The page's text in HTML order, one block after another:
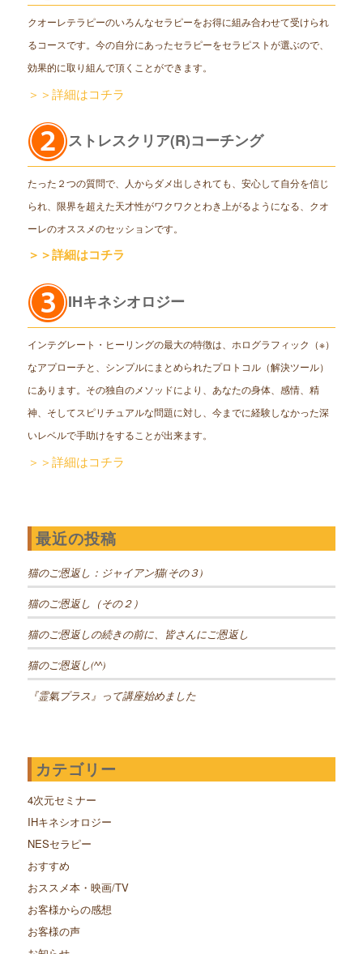
クオーレテラピーのいろんなセラピーをお得に組み合わせて受けられ
るコースです。今の自分にあったセラピーをセラピストが選ぶので、
効果的に取り組んで頂くことができます。
＞＞詳細はコチラ
ストレスクリア(R)コーチング
たった２つの質問で、人からダメ出しされても、安心して自分を信じ
られ、限界を超えた天才性がワクワクとわき上がるようになる、クオ
ーレのオススメのセッションです。
＞＞詳細はコチラ
IHキネシオロジー
インテグレート・ヒーリングの最大の特徴は、ホログラフィック（※）
なアプローチと、シンプルにまとめられたプロトコル（解決ツール）
にあります。その独自のメソッドにより、あなたの身体、感情、精
神、そしてスピリチュアルな問題に対し、今までに経験しなかった深
いレベルで手助けをすることが出来ます。
＞＞詳細はコチラ
最近の投稿
猫のご恩返し：ジャイアン猫(その３)
猫のご恩返し（その２）
猫のご恩返しの続きの前に、皆さんにご恩返し
猫のご恩返し(^^)
『霊氣プラス』って講座始めました
カテゴリー
4次元セミナー
IHキネシオロジー
NESセラピー
おすすめ
おススメ本・映画/TV
お客様からの感想
お客様の声